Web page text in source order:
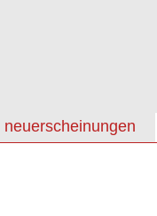
neuerscheinungen